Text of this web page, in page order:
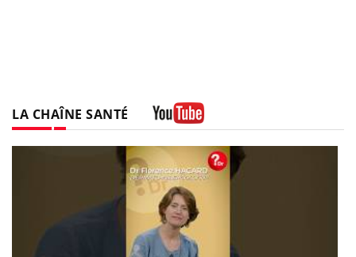
LA CHAÎNE SANTÉ